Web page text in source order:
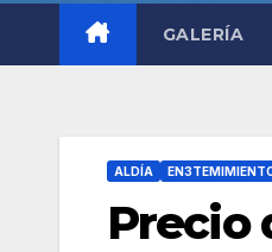
GALERÍA
ALDÍA
Precio